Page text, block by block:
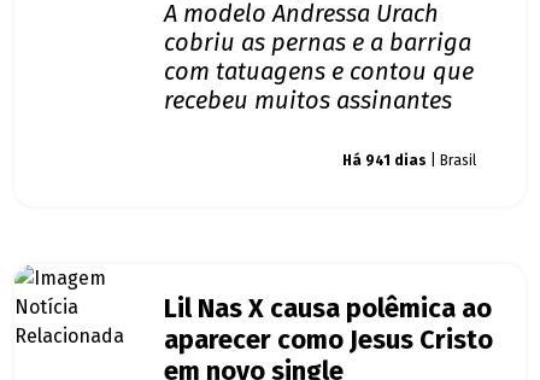
A modelo Andressa Urach
cobriu as pernas e a barriga
com tatuagens e contou que
recebeu muitos assinantes
Há 941 dias | Brasil
Lil Nas X causa polêmica ao
aparecer como Jesus Cristo
em novo single